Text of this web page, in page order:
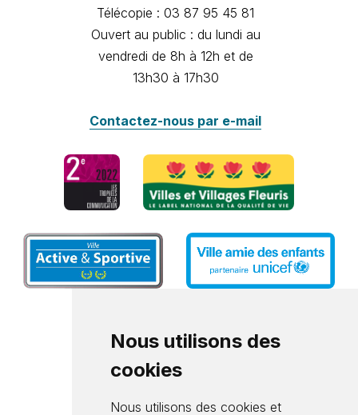
Nous utilisons des
cookies
Nous utilisons des cookies et
Télécopie : 03 87 95 45 81
Ouvert au public : du lundi au
vendredi de 8h à 12h et de
13h30 à 17h30
Contactez-nous par e-mail